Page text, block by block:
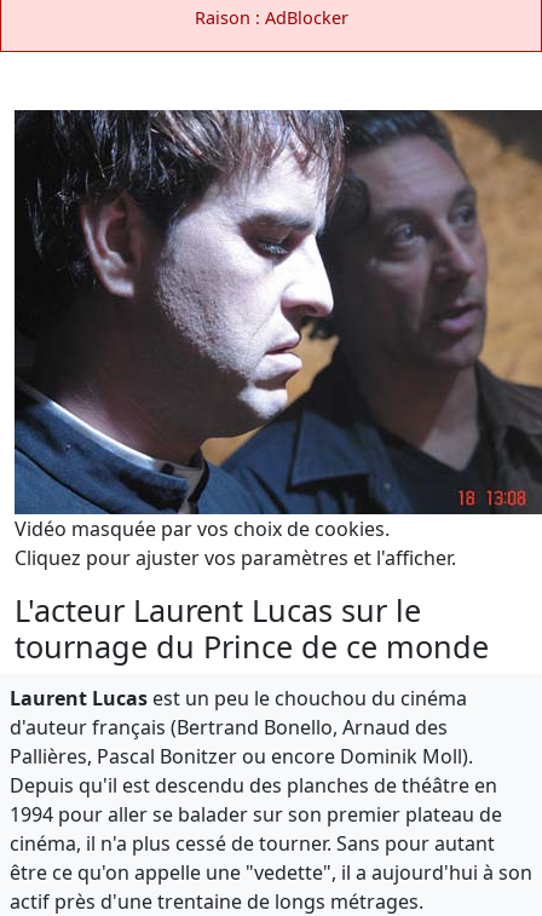
Raison : AdBlocker
Vidéo masquée par vos choix de cookies.
Cliquez pour ajuster vos paramètres et l'afficher.
L'acteur Laurent Lucas sur le
tournage du Prince de ce monde
Laurent Lucas est un peu le chouchou du cinéma
d'auteur français (Bertrand Bonello, Arnaud des
Pallières, Pascal Bonitzer ou encore Dominik Moll).
Depuis qu'il est descendu des planches de théâtre en
1994 pour aller se balader sur son premier plateau de
cinéma, il n'a plus cessé de tourner. Sans pour autant
être ce qu'on appelle une "vedette", il a aujourd'hui à son
actif près d'une trentaine de longs métrages.